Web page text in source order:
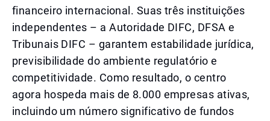
financeiro internacional. Suas três instituições
independentes – a Autoridade DIFC, DFSA e
Tribunais DIFC – garantem estabilidade jurídica,
previsibilidade do ambiente regulatório e
competitividade. Como resultado, o centro
agora hospeda mais de 8.000 empresas ativas,
incluindo um número significativo de fundos